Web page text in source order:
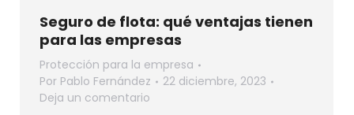
Seguro de flota: qué ventajas tienen
para las empresas
Protección para la empresa
Por Pablo Fernández
22 diciembre, 2023
Deja un comentario